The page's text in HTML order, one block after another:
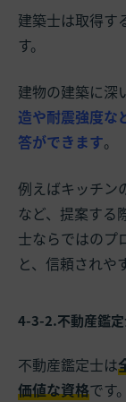
建築士は取得す
す。
建物の建築に深
造や耐震強度な
答ができます。
例えばキッチン
など、提案する
士ならではのプ
と、信頼されや
4-3-2.不動産鑑
不動産鑑定士は
価値な資格です。